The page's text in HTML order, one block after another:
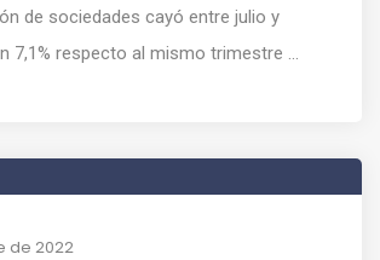
de sociedades cayó entre julio y
7,1% respecto al mismo trimestre ...
de 2022